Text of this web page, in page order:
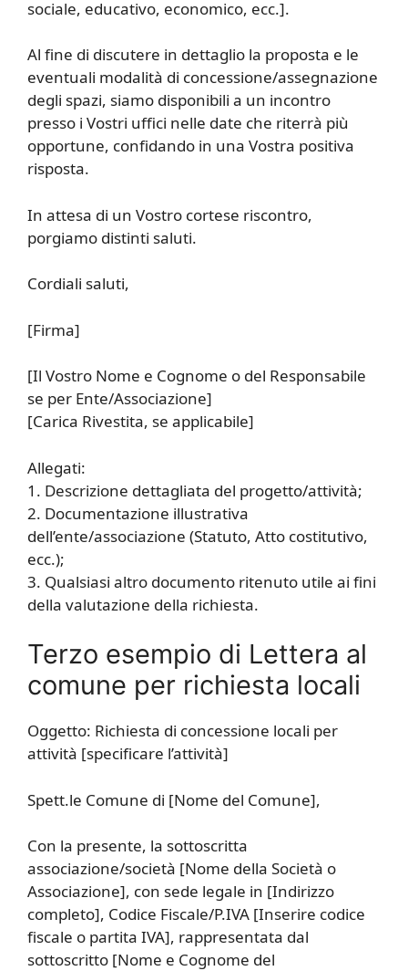
sociale, educativo, economico, ecc.].
Al fine di discutere in dettaglio la proposta e le
eventuali modalità di concessione/assegnazione
degli spazi, siamo disponibili a un incontro
presso i Vostri uffici nelle date che riterrà più
opportune, confidando in una Vostra positiva
risposta.
In attesa di un Vostro cortese riscontro,
porgiamo distinti saluti.
Cordiali saluti,
[Firma]
[Il Vostro Nome e Cognome o del Responsabile
se per Ente/Associazione]
[Carica Rivestita, se applicabile]
Allegati:
1. Descrizione dettagliata del progetto/attività;
2. Documentazione illustrativa
dell’ente/associazione (Statuto, Atto costitutivo,
ecc.);
3. Qualsiasi altro documento ritenuto utile ai fini
della valutazione della richiesta.
Terzo esempio di Lettera al
comune per richiesta locali
Oggetto: Richiesta di concessione locali per
attività [specificare l’attività]
Spett.le Comune di [Nome del Comune],
Con la presente, la sottoscritta
associazione/società [Nome della Società o
Associazione], con sede legale in [Indirizzo
completo], Codice Fiscale/P.IVA [Inserire codice
fiscale o partita IVA], rappresentata dal
sottoscritto [Nome e Cognome del